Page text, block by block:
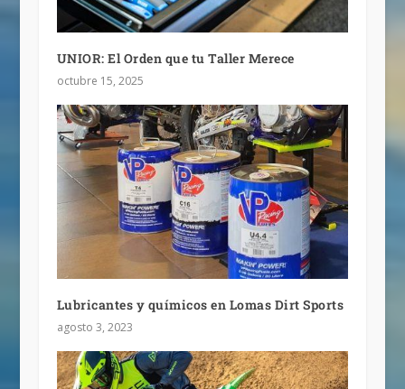
UNIOR: El Orden que tu Taller Merece
octubre 15, 2025
Lubricantes y químicos en Lomas Dirt Sports
agosto 3, 2023